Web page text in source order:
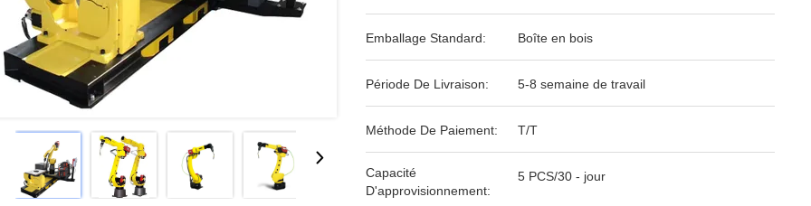
Emballage Standard: Boîte en bois
Période De Livraison: 5-8 semaine de travail
Méthode De Paiement: T/T
Capacité
D'approvisionnement:
5 PCS/30 - jour